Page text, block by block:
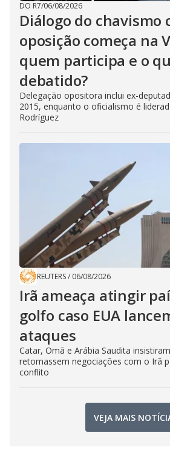
DO R7/06/08/2026
Diálogo do chavismo
oposição começa na
quem participa e o
debatido?
Delegação opositora inclui ex-
2015, enquanto o oficialismo é
Rodríguez
REUTERS/ 06/08/2026
Irã ameaça atingir
golfo caso EUA
ataques
Catar, Omã e Arábia Saudita
retomassem negociações com o Irã
conflito
VEJA MAIS